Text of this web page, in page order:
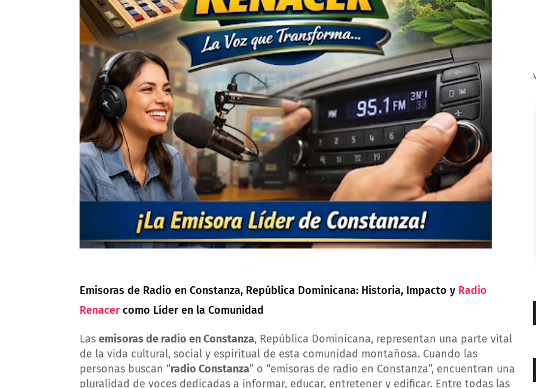
Emisoras de Radio en Constanza, República Dominicana: Historia, Impacto y Radio
Renacer como Líder en la Comunidad
Las emisoras de radio en Constanza, República Dominicana, representan una parte vital
de la vida cultural, social y espiritual de esta comunidad montañosa. Cuando las
personas buscan “radio Constanza” o “emisoras de radio en Constanza”, encuentran una
pluralidad de voces dedicadas a informar, educar, entretener y edificar. Entre todas las